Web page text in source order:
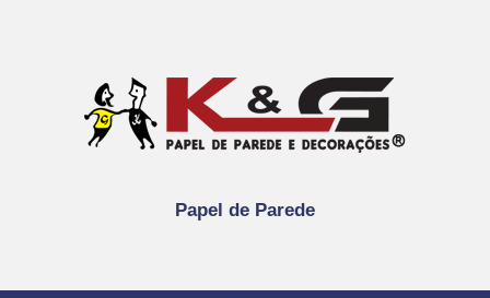
Papel de Parede